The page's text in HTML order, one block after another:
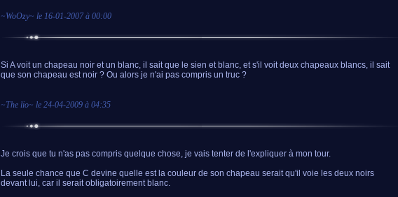
~WoOzy~ le 16-01-2007 à 00:00
Si A voit un chapeau noir et un blanc, il sait que le sien et blanc, et s'il voit deux chapeaux blancs, il sait
que son chapeau est noir ? Ou alors je n'ai pas compris un truc ?
~The lio~ le 24-04-2009 à 04:35
Je crois que tu n'as pas compris quelque chose, je vais tenter de l'expliquer à mon tour.
La seule chance que C devine quelle est la couleur de son chapeau serait qu'il voie les deux noirs
devant lui, car il serait obligatoirement blanc.